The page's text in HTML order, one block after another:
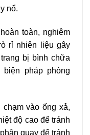
nổ.
toàn, nghiêm
rỉ nhiên liệu gây
bị bình chữa
pháp phòng
chạm vào ống xả,
độ cao để tránh
quay để tránh